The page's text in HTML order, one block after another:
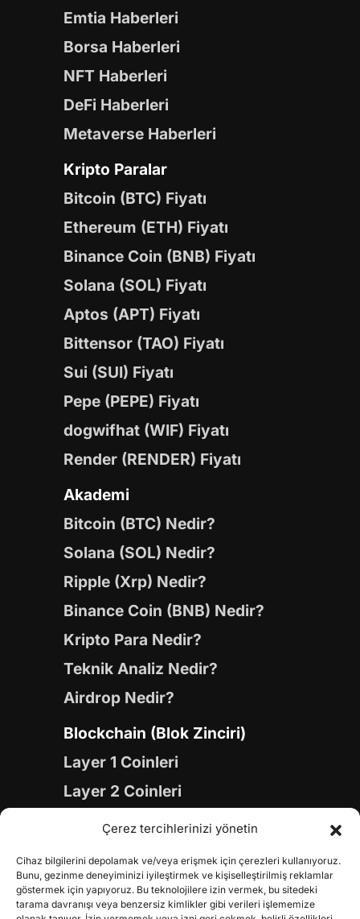
Çerez tercihlerinizi yönetin
Cihaz bilgilerini depolamak ve/veya erişmek için çerezleri kullanıyoruz.
Bunu, gezinme deneyiminizi iyileştirmek ve kişiselleştirilmiş reklamlar
göstermek için yapıyoruz. Bu teknolojilere izin vermek, bu sitedeki
tarama davranışı veya benzersiz kimlikler gibi verileri işlememize
Emtia Haberleri
Borsa Haberleri
NFT Haberleri
DeFi Haberleri
Metaverse Haberleri
Kripto Paralar
Bitcoin (BTC) Fiyatı
Ethereum (ETH) Fiyatı
Binance Coin (BNB) Fiyatı
Solana (SOL) Fiyatı
Aptos (APT) Fiyatı
Bittensor (TAO) Fiyatı
Sui (SUI) Fiyatı
Pepe (PEPE) Fiyatı
dogwifhat (WIF) Fiyatı
Render (RENDER) Fiyatı
Akademi
Bitcoin (BTC) Nedir?
Solana (SOL) Nedir?
Ripple (Xrp) Nedir?
Binance Coin (BNB) Nedir?
Kripto Para Nedir?
Teknik Analiz Nedir?
Airdrop Nedir?
Blockchain (Blok Zinciri)
Layer 1 Coinleri
Layer 2 Coinleri
Yapay Zeka (AI) Coinleri
Gaming Coinleri
RWA Coinleri